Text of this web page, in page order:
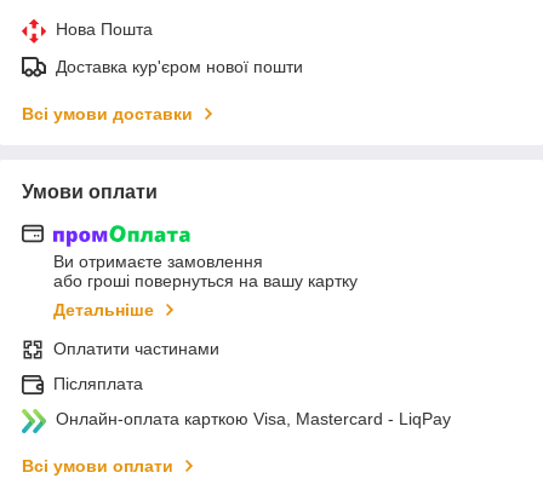
Нова Пошта
Доставка кур'єром нової пошти
Всі умови доставки
Умови оплати
Ви отримаєте замовлення
або гроші повернуться на вашу картку
Детальніше
Оплатити частинами
Післяплата
Онлайн-оплата карткою Visa, Mastercard - LiqPay
Всі умови оплати